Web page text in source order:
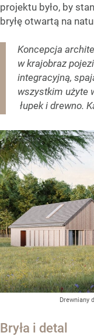
projektu było, by
bryłę otwartą na
Koncepcja
w krajobraz
integracyjną,
wszystkim użyte
łupek i drewno.
Drewniany
Bryła i detal